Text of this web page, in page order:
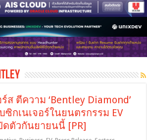
ส ตีความ ‘Bentley Diamond’
กเนเจอร์ในยนตรกรรม EV
ดตัวกันยายนนี้ [PR]